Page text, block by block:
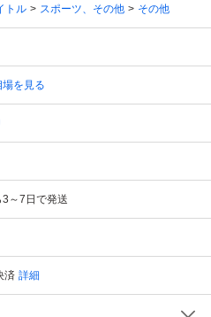
トル スポーツ、その他 その他
を見る
～7日で発送
済 詳細